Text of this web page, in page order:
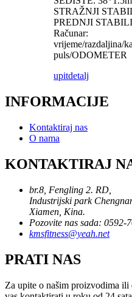
STRAŽNJI
PREDNJI
Računar:
vrijeme/razdaljina/
puls/ODOMETER
upitdetalj
INFORMACIJE
Kontaktiraj nas
O nama
KONTAKTIRAJ
br.8, Fengling 2. RD,
Industrijski park
Xiamen, Kina.
Pozovite nas sada: 0592-
kmsfitness@yeah.net
PRATI NAS
Za upite o našim proizvodima